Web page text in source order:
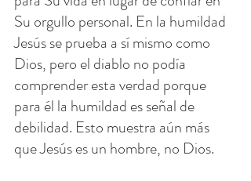
Su orgullo personal. En la humildad
Jesús se prueba a sí mismo como
Dios, pero el diablo no podía
comprender esta verdad porque
para él la humildad es señal de
debilidad. Esto muestra aún más
que Jesús es un hombre, no Dios.